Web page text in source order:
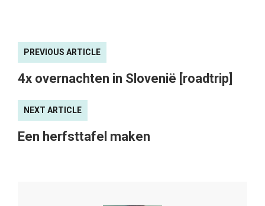
PREVIOUS ARTICLE
4x overnachten in Slovenië [roadtrip]
NEXT ARTICLE
Een herfsttafel maken